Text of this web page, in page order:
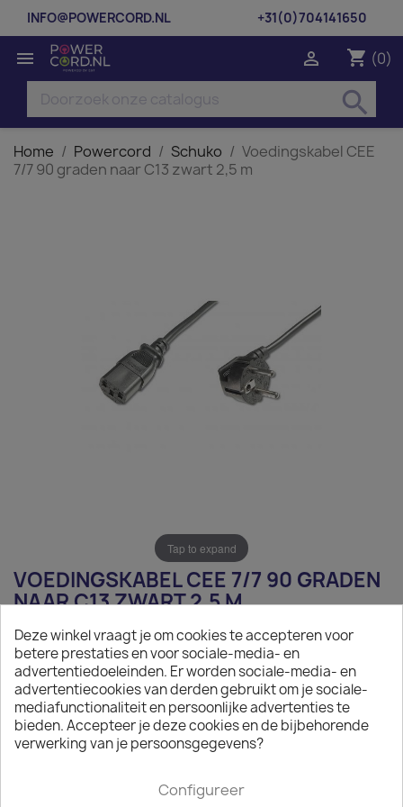
INFO@POWERCORD.NL +31(0)704141650
 shopping_cart (0)

search
Home Powercord Schuko
Voedingskabel CEE
7/7 90 graden naar C13 zwart 2,5 m
Tap to expand
VOEDINGSKABEL CEE 7/7 90 GRADEN
NAAR C13 ZWART 2,5 M
€ 6,68
Exclusief belasting
Voedingskabel CEE 7/7 naar C13 zwart 2,5 m
Op aanvraag
Deze winkel vraagt je om cookies te accepteren voor
betere prestaties en voor sociale-media- en
advertentiedoeleinden. Er worden sociale-media- en
advertentiecookies van derden gebruikt om je sociale-
mediafunctionaliteit en persoonlijke advertenties te
bieden. Accepteer je deze cookies en de bijbehorende
verwerking van je persoonsgegevens?
Configureer